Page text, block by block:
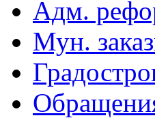
Адм.
Мун.